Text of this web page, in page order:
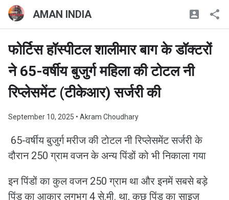
AMAN INDIA
फोर्टिस हॉस्पीटल शालीमार बाग के डॉक्टरों
ने 65-वर्षीय बुजुर्ग महिला की टोटल नी
रिप्लेसमेंट (टीकेआर) सर्जरी की
September 10, 2025 • Akram Choudhary
65-वर्षीय बुजुर्ग मरीज की टोटल नी रिप्लेसमेंट सर्जरी के
दौरान 250 ग्राम वजन के अन्य पिंडों को भी निकाला गया
इन पिंडों का कुल वजन 250 ग्राम था और इनमें सबसे बड़े
पिंड का आकार लगभग 4 से.मी. था, कुछ पिंड का साइज़